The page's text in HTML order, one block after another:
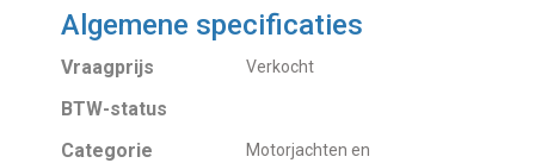
Algemene specificaties
Vraagprijs Verkocht
BTW-status
Categorie
Motorjachten en